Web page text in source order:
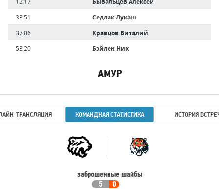
15:17
Бывальцев Алексей
33:51
Седлак Лукаш
37:06
Кравцов Виталий
53:20
Бэйлен Ник
АМУР
игрока
ТРАНСЛЯЦИЯ КОМАНДНАЯ СТАТИСТИКА ИСТОРИЯ
Командная
статистика
Команда
заброшенные шайбы
5
0